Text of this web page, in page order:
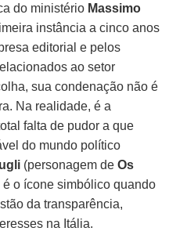
do ministério Massimo
instância a cinco anos
editorial e pelos
ao setor
sua condenação não é
Na realidade, é a
falta de pudor a que
do mundo político
(personagem deOs
é o ícone simbólico quando
da transparência,
na Itália.